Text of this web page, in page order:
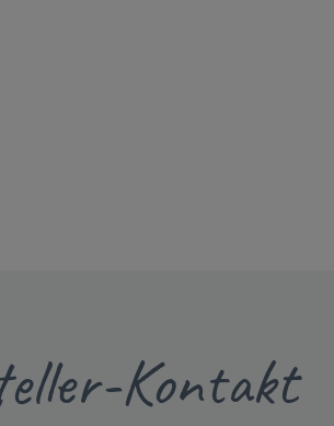
Kontakt